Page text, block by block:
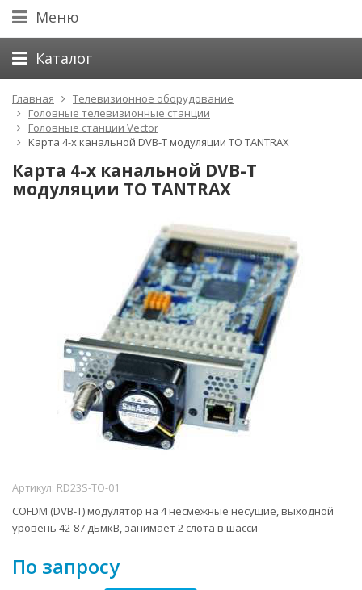
Меню
Каталог
Главная
Телевизионное оборудование
Головные телевизионные станции
Головные станции Vector
Карта 4-х канальной DVB-T модуляции TO TANTRAX
Карта 4-х канальной DVB-T
модуляции TO TANTRAX
Артикул: RD23S-TO-01
COFDM (DVB-T) модулятор на 4 несмежные несущие, выходной
уровень 42-87 дБмкВ, занимает 2 слота в шасси
По запросу